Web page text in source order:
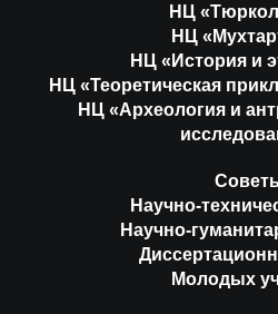
НЦ
НЦ
НЦ «История и
НЦ «Теоретическая
НЦ «Археология и
Научно-
Научно-
Молодых